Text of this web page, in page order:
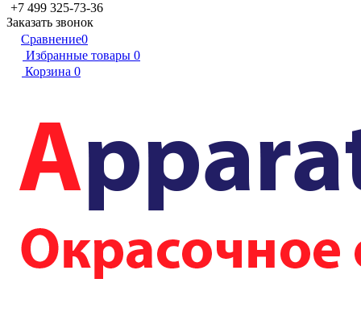
+7 499 325-73-36
Заказать звонок
Сравнение0
Избранные товары 0
Корзина 0